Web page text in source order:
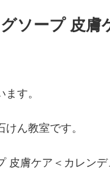
ソープ 皮膚
す。
ん教室です。
皮膚ケア＜カレンデ